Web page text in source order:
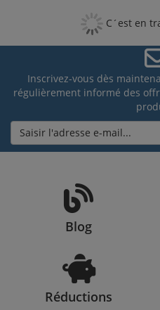
C´est en
Inscrivez-vous dès
régulièrement informé des
Saisir l'adresse e-mail...
Blog
Réductions